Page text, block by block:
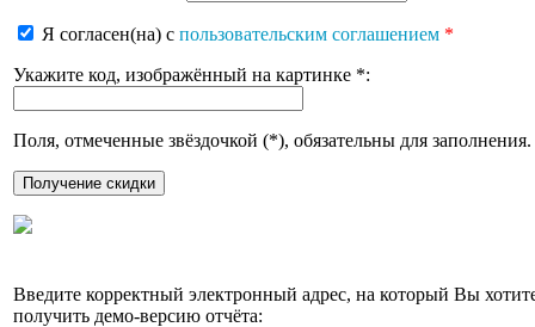
Я согласен(на) с пользовательским соглашением *
Укажите код, изображённый на картинке *:
Поля, отмеченные звёздочкой (*), обязательны для заполнения.
Введите корректный электронный адрес, на который Вы
получить демо-версию отчёта: